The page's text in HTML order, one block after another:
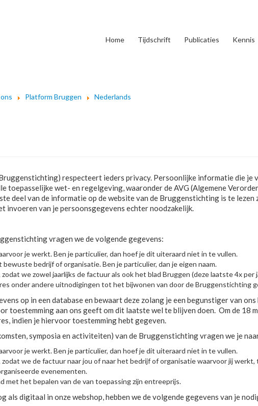
Home Tijdschrift Publicaties Kennis
Platform Bruggen Nederlands
respecteert ieders privacy. Persoonlijke informatie die je
toepasselijke wet- en regelgeving, waaronder de AVG (Algemene
deel van de informatie op de website van de Bruggenstichting is te lezen
invoeren van je persoonsgegevens echter noodzakelijk.
vragen we de volgende gegevens:
je werkt. Ben je particulier, dan hoef je dit uiteraard niet in te vullen.
bedrijf of organisatie. Ben je particulier, dan je eigen naam.
we zowel jaarlijks de factuur als ook het blad Bruggen (deze laatste 4x
onder andere uitnodigingen tot het bijwonen van door de Bruggenstichting
op in een database en bewaart deze zolang je een begunstiger van
toestemming aan ons geeft om dit laatste wel te blijven doen. Om de 18
indien je hiervoor toestemming hebt gegeven.
symposia en activiteiten) van de Bruggenstichting vragen we je
je werkt. Ben je particulier, dan hoef je dit uiteraard niet in te vullen.
we de factuur naar jou of naar het bedrijf of organisatie waarvoor jij
evenementen.
met het bepalen van de van toepassing zijn entreeprijs.
als digitaal in onze webshop, hebben we de volgende gegevens van je